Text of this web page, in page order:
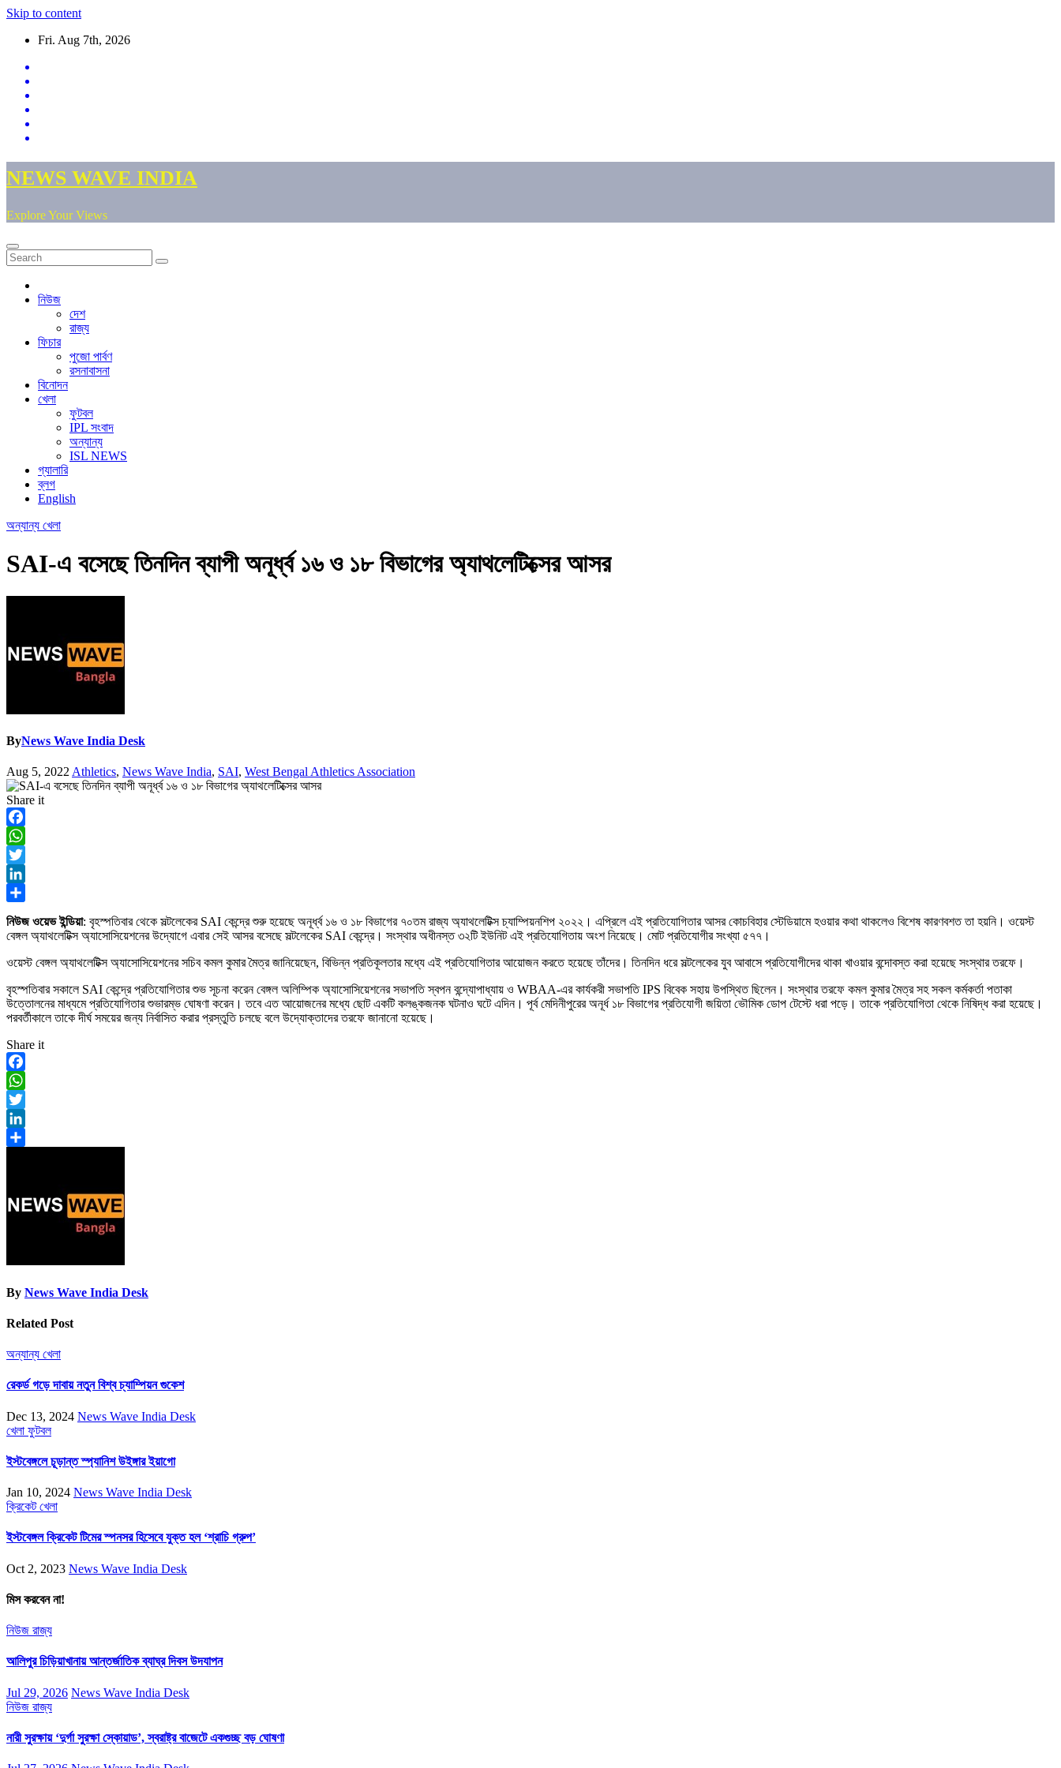
Skip to content
Fri. Aug 7th, 2026
NEWS WAVE INDIA
Explore Your Views
নিউজ
দেশ
রাজ্য
ফিচার
পুজো পার্বণ
রসনাবাসনা
বিনোদন
খেলা
ফুটবল
IPL সংবাদ
অন্যান্য
ISL NEWS
গ্যালারি
ব্লগ
English
অন্যান্য খেলা
SAI-এ বসেছে তিনদিন ব্যাপী অনূর্ধ্ব ১৬ ও ১৮ বিভাগের অ্যাথলেটিক্সের আসর
ByNews Wave India Desk
Aug 5, 2022 Athletics, News Wave India, SAI, West Bengal Athletics Association
Share it
Facebook
WhatsApp
Twitter
LinkedIn
নিউজ ওয়েভ ইন্ডিয়া: বৃহস্পতিবার থেকে সল্টলেকের SAI কেন্দ্রে শুরু হয়েছে অনূর্ধ্ব ১৬ ও ১৮ বিভাগের ৭০তম রাজ্য অ্যাথলেটিক্স চ্যাম্পিয়নশিপ ২০২২। এপ্রিলে এই প্রতিযোগিতার আসর কোচবিহার স্টেডিয়ামে হওয়ার কথা থাকলেও বিশেষ কারণবশত তা হয়নি। ওয়েস্ট
বেঙ্গল অ্যাথলেটিক্স অ্যাসোসিয়েশনের উদ্যোগে এবার সেই আসর বসেছে সল্টলেকের SAI কেন্দ্রে। সংস্থার অধীনস্ত ৩২টি ইউনিট এই প্রতিযোগিতায় অংশ নিয়েছে। মোট প্রতিযোগীর সংখ্যা ৫৭৭।
ওয়েস্ট বেঙ্গল অ্যাথলেটিক্স অ্যাসোসিয়েশনের সচিব কমল কুমার মৈত্র জানিয়েছেন, বিভিন্ন প্রতিকূলতার মধ্যে এই প্রতিযোগিতার আয়োজন করতে হয়েছে তাঁদের। তিনদিন ধরে সল্টলেকের যুব আবাসে প্রতিযোগীদের থাকা খাওয়ার বন্দোবস্ত করা হয়েছে সংস্থার তরফে।
বৃহস্পতিবার সকালে SAI কেন্দ্রে প্রতিযোগিতার শুভ সূচনা করেন বেঙ্গল অলিম্পিক অ্যাসোসিয়েশনের সভাপতি স্বপন বন্দ্যোপাধ্যায় ও WBAA-এর কার্যকরী সভাপতি IPS বিবেক সহায় উপস্থিত ছিলেন। সংস্থার তরফে কমল কুমার মৈত্র সহ সকল কর্মকর্তা পতাকা
উত্তোলনের মাধ্যমে প্রতিযোগিতার শুভারম্ভ ঘোষণা করেন। তবে এত আয়োজনের মধ্যে ছোট একটি কলঙ্কজনক ঘটনাও ঘটে এদিন। পূর্ব মেদিনীপুরের অনূর্ধ ১৮ বিভাগের প্রতিযোগী জয়িতা ভৌমিক ডোপ টেস্টে ধরা পড়ে। তাকে প্রতিযোগিতা থেকে নিষিদ্ধ করা হয়েছে।
পরবর্তীকালে তাকে দীর্ঘ সময়ের জন্য নির্বাসিত করার প্রস্তুতি চলছে বলে উদ্যোক্তাদের তরফে জানানো হয়েছে।
Share it
Facebook
WhatsApp
Twitter
LinkedIn
By News Wave India Desk
Related Post
অন্যান্য খেলা
রেকর্ড গড়ে দাবায় নতুন বিশ্ব চ্যাম্পিয়ন গুকেশ
Dec 13, 2024 News Wave India Desk
খেলা ফুটবল
ইস্টবেঙ্গলে চূড়ান্ত স্প্যানিশ উইঙ্গার ইয়াগো
Jan 10, 2024 News Wave India Desk
ক্রিকেটখেলা
ইস্টবেঙ্গল ক্রিকেট টিমের স্পনসর হিসেবে যুক্ত হল ‘শ্রাচি গ্রুপ’
Oct 2, 2023 News Wave India Desk
মিস করবেন না!
নিউজ রাজ্য
আলিপুর চিড়িয়াখানায় আন্তর্জাতিক ব্যাঘ্র দিবস উদযাপন
Jul 29, 2026 News Wave India Desk
নিউজ রাজ্য
নারী সুরক্ষায় ‘দুর্গা সুরক্ষা স্কোয়াড’, স্বরাষ্ট্র বাজেটে একগুচ্ছ বড় ঘোষণা